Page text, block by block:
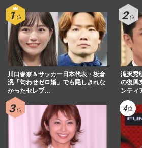
川口春奈＆サッカー日本代表・板倉
滉「匂わせゼロ婚」でも隠しきれな
かったセレブ…
滝沢秀
の復興
ンティ